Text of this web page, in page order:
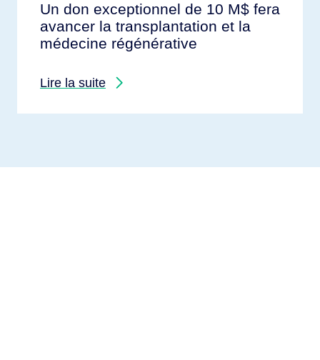
Un don exceptionnel de 10 M$ fera
avancer la transplantation et la
médecine régénérative
Lire la suite